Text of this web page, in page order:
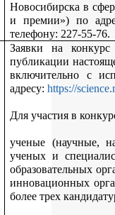
Новосибирска в
и премии») по
телефону: 227-55-76.
Заявки на
публикации
включительно с
адресу:https://
Для участия в
ученые (научные,
ученых и
образовательных
инновационных
более трех